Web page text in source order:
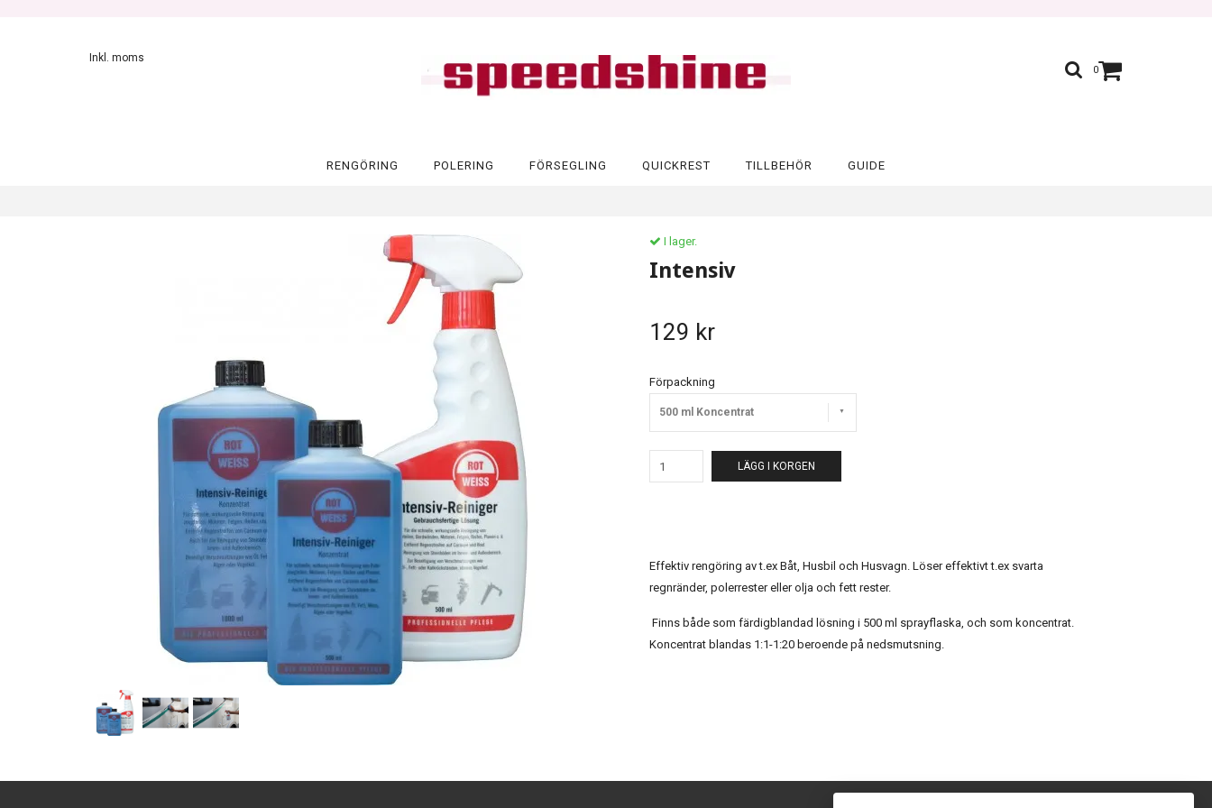
0
Inkl. moms
RENGÖRING POLERING FÖRSEGLING QUICKREST TILLBEHÖR GUIDE
I lager.
Intensiv
129 kr
Förpackning
500 ml Koncentrat
LÄGG I KORGEN
Effektiv rengöring av t.ex Båt, Husbil och Husvagn. Löser effektivt t.ex svarta
regnränder, polerrester eller olja och fett rester.
Finns både som färdigblandad lösning i 500 ml sprayflaska, och som koncentrat.
Koncentrat blandas 1:1-1:20 beroende på nedsmutsning.